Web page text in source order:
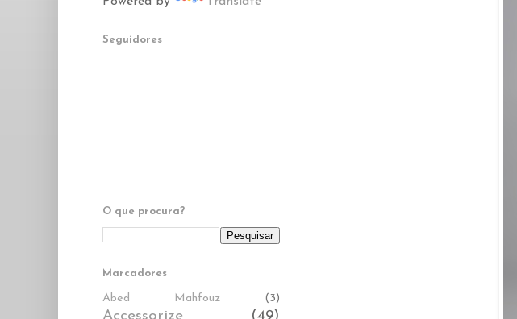
Seguidores
O que procura?
Marcadores
Abed Mahfouz (3)